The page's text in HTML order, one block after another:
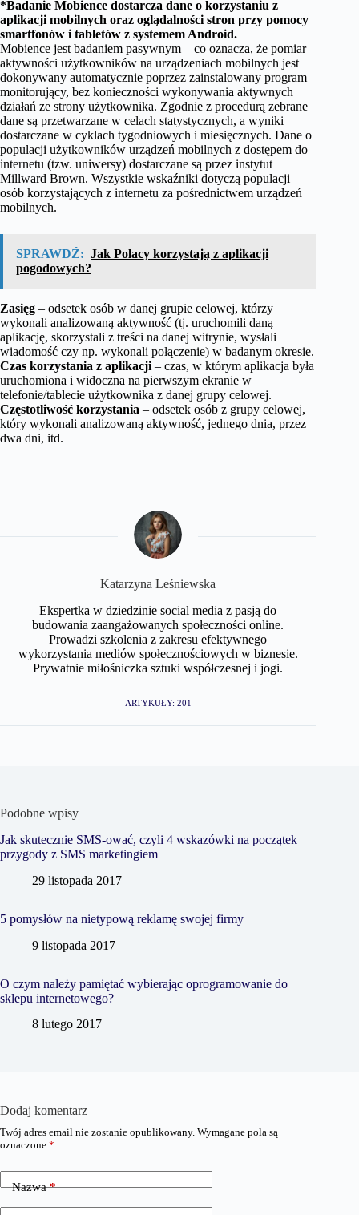
*Badanie Mobience dostarcza dane o korzystaniu z
aplikacji mobilnych oraz oglądalności stron przy pomocy
smartfonów i tabletów z systemem Android.
Mobience jest badaniem pasywnym – co oznacza, że pomiar
aktywności użytkowników na urządzeniach mobilnych jest
dokonywany automatycznie poprzez zainstalowany program
monitorujący, bez konieczności wykonywania aktywnych
działań ze strony użytkownika. Zgodnie z procedurą zebrane
dane są przetwarzane w celach statystycznych, a wyniki
dostarczane w cyklach tygodniowych i miesięcznych. Dane o
populacji użytkowników urządzeń mobilnych z dostępem do
internetu (tzw. uniwersy) dostarczane są przez instytut
Millward Brown. Wszystkie wskaźniki dotyczą populacji
osób korzystających z internetu za pośrednictwem urządzeń
mobilnych.
SPRAWDŹ: Jak Polacy korzystają z aplikacji
pogodowych?
Zasięg – odsetek osób w danej grupie celowej, którzy
wykonali analizowaną aktywność (tj. uruchomili daną
aplikację, skorzystali z treści na danej witrynie, wysłali
wiadomość czy np. wykonali połączenie) w badanym okresie.
Czas korzystania z aplikacji – czas, w którym aplikacja była
uruchomiona i widoczna na pierwszym ekranie w
telefonie/tablecie użytkownika z danej grupy celowej.
Częstotliwość korzystania – odsetek osób z grupy celowej,
który wykonali analizowaną aktywność, jednego dnia, przez
dwa dni, itd.
Katarzyna Leśniewska
Ekspertka w dziedzinie social media z pasją do
budowania zaangażowanych społeczności online.
Prowadzi szkolenia z zakresu efektywnego
wykorzystania mediów społecznościowych w biznesie.
Prywatnie miłośniczka sztuki współczesnej i jogi.
ARTYKUŁY: 201
Podobne wpisy
Jak skutecznie SMS-ować, czyli 4 wskazówki na początek
przygody z SMS marketingiem
29 listopada 2017
5 pomysłów na nietypową reklamę swojej firmy
9 listopada 2017
O czym należy pamiętać wybierając oprogramowanie do
sklepu internetowego?
8 lutego 2017
Dodaj komentarz
Twój adres email nie zostanie opublikowany. Wymagane pola są
oznaczone *
Nazwa*